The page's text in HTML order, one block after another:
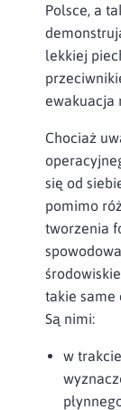
Polsce, a
lekkiej
ewakuacja
Chociaż
się od
pomimo
tworzenia
takie same
Są nimi:
w